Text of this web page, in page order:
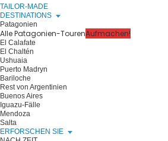
TAILOR-MADE
DESTINATIONS
Patagonien
Alle Patagonien-TourenAufmachen!
El Calafate
El Chaltén
Ushuaia
Puerto Madryn
Bariloche
Rest von Argentinien
Buenos Aires
Iguazu-Fälle
Mendoza
Salta
ERFORSCHEN SIE